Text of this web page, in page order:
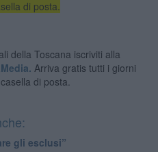
di posta.
della Toscana iscriviti alla
Arriva gratis tutti i giorni
di posta.
gli esclusi”